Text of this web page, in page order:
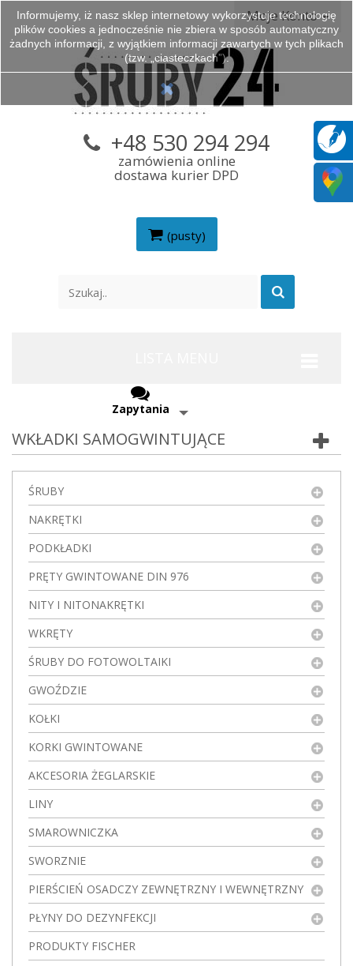
Moje Konto
(pusty)
+48 530 294 294
zamówienia online
dostawa kurier DPD
Zapytania
WKŁADKI SAMOGWINTUJĄCE
ŚRUBY
NAKRĘTKI
PODKŁADKI
PRĘTY GWINTOWANE DIN 976
NITY I NITONAKRĘTKI
WKRĘTY
ŚRUBY DO FOTOWOLTAIKI
GWOŹDZIE
KOŁKI
KORKI GWINTOWANE
AKCESORIA ŻEGLARSKIE
LINY
SMAROWNICZKA
SWORZNIE
PIERŚCIEŃ OSADCZY ZEWNĘTRZNY I WEWNĘTRZNY
PŁYNY DO DEZYNFEKCJI
PRODUKTY FISCHER
Informujemy, iż nasz sklep internetowy wykorzystuje technologię
plików cookies a jednocześnie nie zbiera w sposób automatyczny
żadnych informacji, z wyjątkiem informacji zawartych w tych plikach
(tzw. „ciasteczkach”).